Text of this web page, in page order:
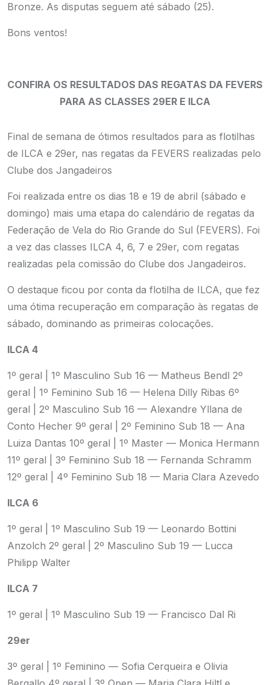
Bronze. As disputas seguem até sábado (25).
Bons ventos!
CONFIRA OS RESULTADOS DAS REGATAS DA FEVERS
PARA AS CLASSES 29ER E ILCA
Final de semana de ótimos resultados para as flotilhas
de ILCA e 29er, nas regatas da FEVERS realizadas pelo
Clube dos Jangadeiros
Foi realizada entre os dias 18 e 19 de abril (sábado e
domingo) mais uma etapa do calendário de regatas da
Federação de Vela do Rio Grande do Sul (FEVERS). Foi
a vez das classes ILCA 4, 6, 7 e 29er, com regatas
realizadas pela comissão do Clube dos Jangadeiros.
O destaque ficou por conta da flotilha de ILCA, que fez
uma ótima recuperação em comparação às regatas de
sábado, dominando as primeiras colocações.
ILCA 4
1º geral | 1º Masculino Sub 16 — Matheus Bendl 2º
geral | 1º Feminino Sub 16 — Helena Dilly Ribas 6º
geral | 2º Masculino Sub 16 — Alexandre Yllana de
Conto Hecher 9º geral | 2º Feminino Sub 18 — Ana
Luiza Dantas 10º geral | 1º Master — Monica Hermann
11º geral | 3º Feminino Sub 18 — Fernanda Schramm
12º geral | 4º Feminino Sub 18 — Maria Clara Azevedo
ILCA 6
1º geral | 1º Masculino Sub 19 — Leonardo Bottini
Anzolch 2º geral | 2º Masculino Sub 19 — Lucca
Philipp Walter
ILCA 7
1º geral | 1º Masculino Sub 19 — Francisco Dal Ri
29er
3º geral | 1º Feminino — Sofia Cerqueira e Olivia